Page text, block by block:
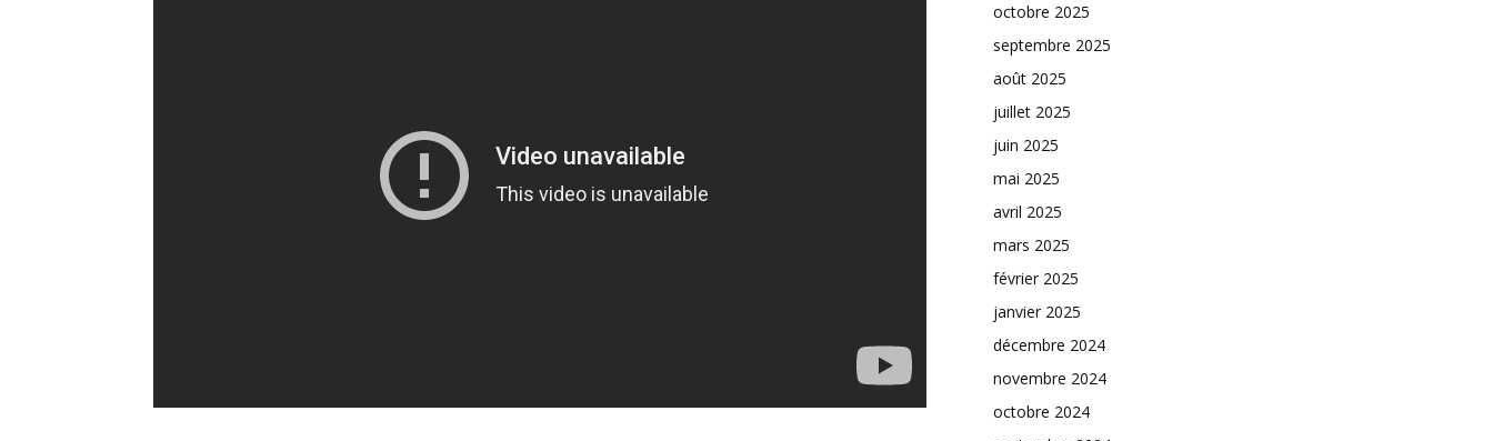
octobre 2025
septembre 2025
août 2025
juillet 2025
juin 2025
mai 2025
avril 2025
mars 2025
février 2025
janvier 2025
décembre 2024
novembre 2024
octobre 2024